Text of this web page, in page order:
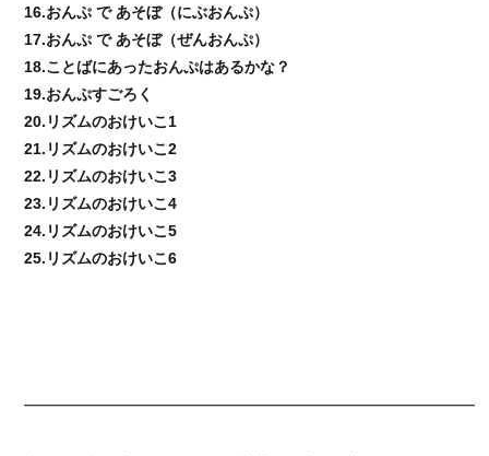
16.おんぷ で あそぼ（にぶおんぷ）
17.おんぷ で あそぼ（ぜんおんぷ）
18.ことばにあったおんぷはあるかな？
19.おんぷすごろく
20.リズムのおけいこ1
21.リズムのおけいこ2
22.リズムのおけいこ3
23.リズムのおけいこ4
24.リズムのおけいこ5
25.リズムのおけいこ6